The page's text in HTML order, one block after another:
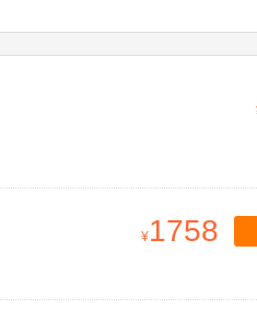
1758